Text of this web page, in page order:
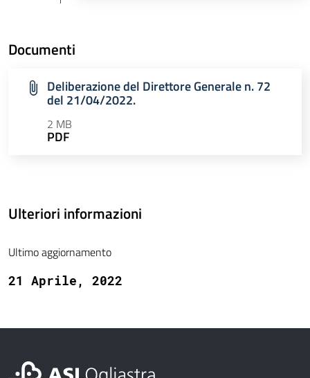
Documenti
Deliberazione del Direttore Generale n. 72
del 21/04/2022.
2 MB
PDF
Ulteriori informazioni
Ultimo aggiornamento
21 Aprile, 2022